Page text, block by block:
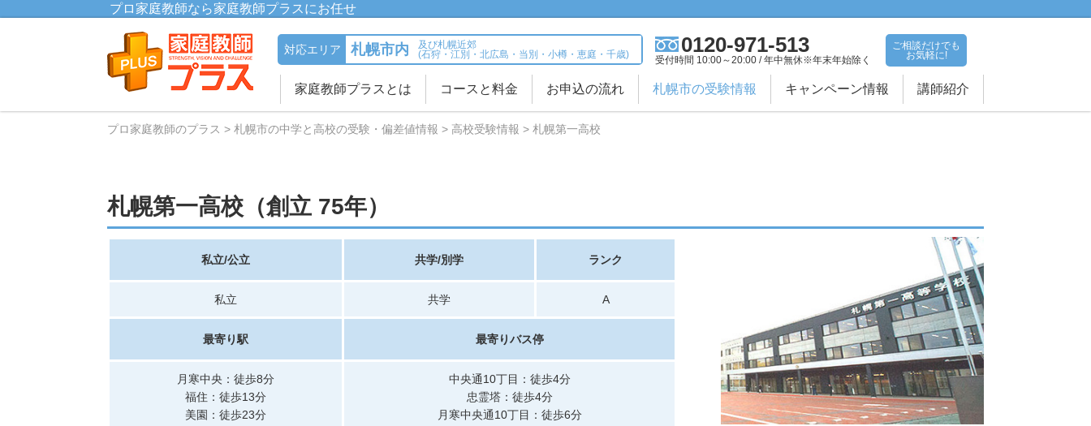
プロ家庭教師なら家庭教師プラスにお任せ
対応エリア 札幌市内
及び札幌近郊
(石狩・江別・北広島・当別・小樽・恵庭・千歳)
0120-971-513
受付時間 10:00～20:00 / 年中無休※年末年始除く
ご相談だけでも
お気軽に!
家庭教師プラスとは コースと料金 お申込の流れ 札幌市の受験情報 キャンペーン情報 講師紹介
プロ家庭教師のプラス 札幌市の中学と高校の受験・偏差値情報 高校受験情報 札幌第一高校
札幌第一高校（創立 75年）
私立/公立 共学/別学 ランク
私立 共学 A
最寄り駅 最寄りバス停
月寒中央：徒歩8分
福住：徒歩13分
美園：徒歩23分
中央通10丁目：徒歩4分
忠霊塔：徒歩4分
月寒中央通10丁目：徒歩6分